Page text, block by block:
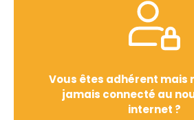
Vous êtes adhérent mais
jamais connecté au
internet ?